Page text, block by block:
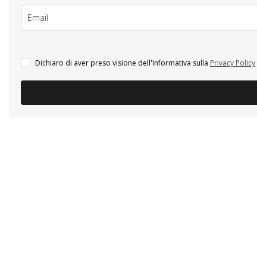
Dichiaro di aver preso visione dell'Informativa sulla Privacy Policy